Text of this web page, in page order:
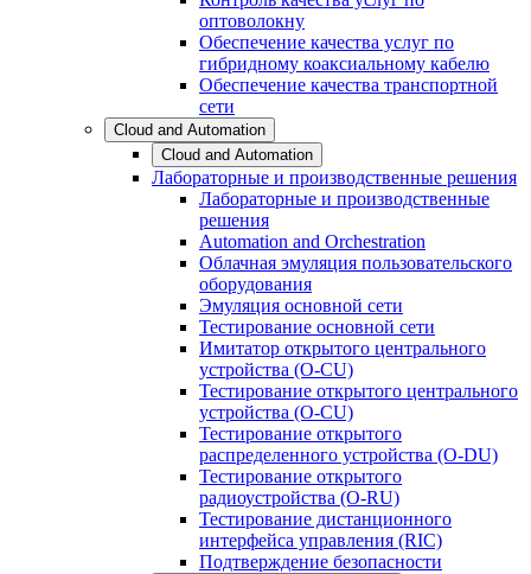
оптоволокну
Обеспечение качества услуг по
гибридному коаксиальному кабелю
Обеспечение качества транспортной
сети
Cloud and Automation
Cloud and Automation
Лабораторные и производственные решения
Лабораторные и производственные
решения
Automation and Orchestration
Облачная эмуляция пользовательского
оборудования
Эмуляция основной сети
Тестирование основной сети
Имитатор открытого центрального
устройства (O-CU)
Тестирование открытого центрального
устройства (O-CU)
Тестирование открытого
распределенного устройства (O-DU)
Тестирование открытого
радиоустройства (O-RU)
Тестирование дистанционного
интерфейса управления (RIC)
Подтверждение безопасности